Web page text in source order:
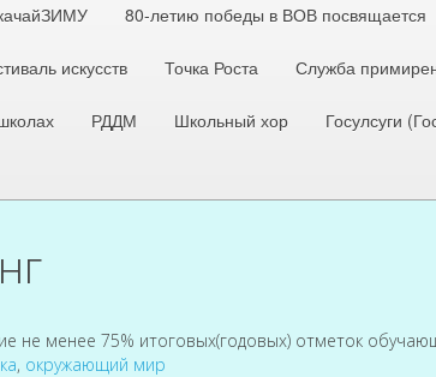
80-летию победы в ВОВ посвящается
искусств Точка Роста Служба
РДДМ Школьный хор Госулсуги
не менее 75% итоговых(годовых) отметок
, окружающий мир